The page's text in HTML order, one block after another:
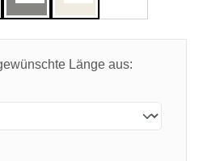
Länge aus: